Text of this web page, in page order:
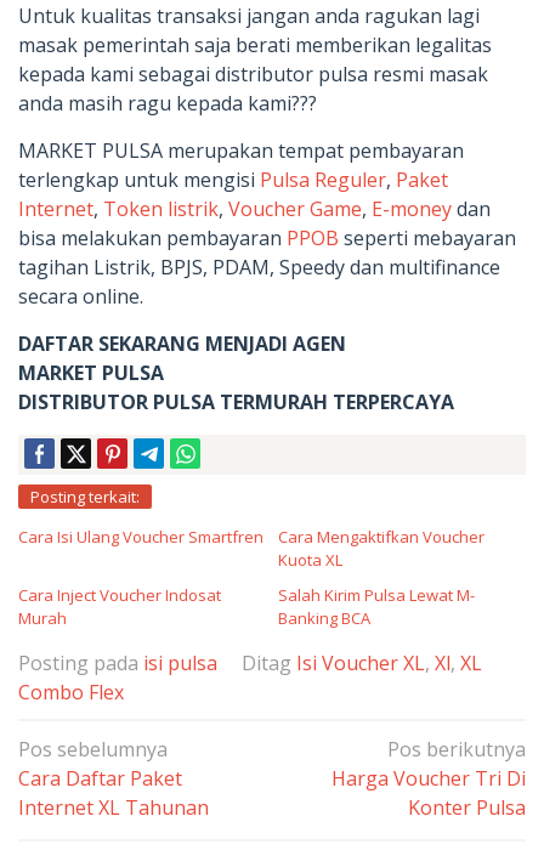
Untuk kualitas transaksi jangan anda ragukan lagi
masak pemerintah saja berati memberikan legalitas
kepada kami sebagai distributor pulsa resmi masak
anda masih ragu kepada kami???
MARKET PULSA merupakan tempat pembayaran
terlengkap untuk mengisi Pulsa Reguler, Paket
Internet, Token listrik, Voucher Game, E-moneydan
bisa melakukan pembayaran PPOB seperti mebayaran
tagihan Listrik, BPJS, PDAM, Speedy dan multifinance
secara online.
DAFTAR SEKARANG MENJADI AGEN
MARKET PULSA
DISTRIBUTOR PULSA TERMURAH TERPERCAYA
Posting terkait:
Cara Isi Ulang Voucher Smartfren
Cara Mengaktifkan Voucher
Kuota XL
Cara Inject Voucher Indosat
Murah
Salah Kirim Pulsa Lewat M-
Banking BCA
Posting pada isi pulsa Ditag Isi Voucher XL, Xl, XL
Combo Flex
Navigasi
pos
Pos sebelumnya
Cara Daftar Paket
Internet XL Tahunan
Pos berikutnya
Harga Voucher Tri Di
Konter Pulsa